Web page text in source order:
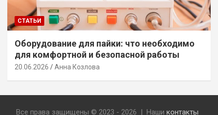
СТАТЬИ
Оборудование для пайки: что необходимо
для комфортной и безопасной работы
20.06.2026 Анна Козлова
Все права защищены © 2023 - 2026 | Наши контакты